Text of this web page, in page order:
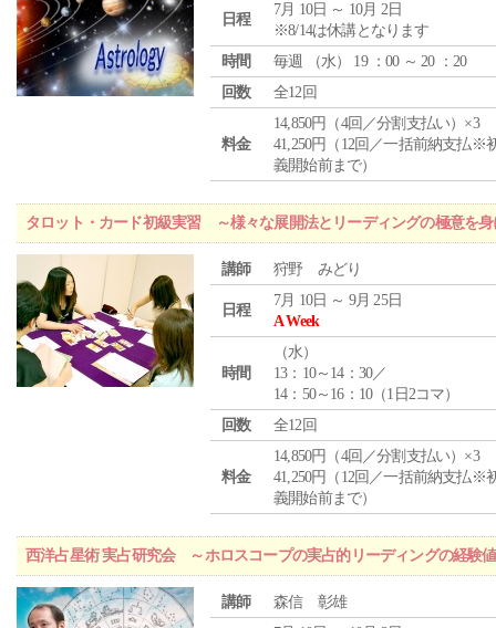
日程
7月 10日 ～ 10月 2日
※8/14は休講となります
時間
毎週 （水） 19 ：00 ～ 20 ：20
回数
全12回
料金
14,850円（4回／分割支払い）×3
41,250円（12回／一括前納支払※
義開始前まで）
タロット・カード初級実習 ～様々な展開法とリーディングの極意を身
講師 狩野 みどり
日程
7月 10日 ～ 9月 25日
A Week
時間
（水）
13：10～14：30／
14：50～16：10（1日2コマ）
回数
全12回
料金
14,850円（4回／分割支払い）×3
41,250円（12回／一括前納支払※
義開始前まで）
西洋占星術 実占研究会 ～ホロスコープの実占的リーディングの経験
講師
森信 彰雄